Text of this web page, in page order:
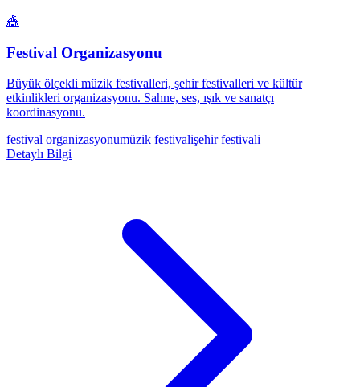
🎪
Festival Organizasyonu
Büyük ölçekli müzik festivalleri, şehir festivalleri ve kültür
etkinlikleri organizasyonu. Sahne, ses, ışık ve sanatçı
koordinasyonu.
festival organizasyonumüzik festivalişehir festivali
Detaylı Bilgi